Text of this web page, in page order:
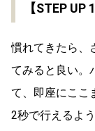
【STEP
慣れてきたら、
てみると良い。
て、即座にここ
2秒で行えるよう